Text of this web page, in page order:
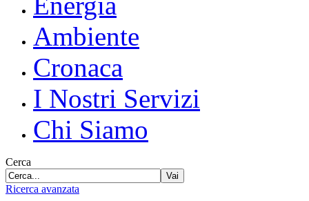
Ambiente
Cronaca
I Nostri Servizi
Chi Siamo
Cerca
Vai
Ricerca avanzata